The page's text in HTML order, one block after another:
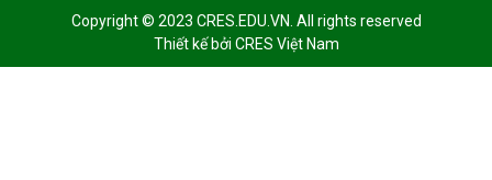
Copyright © 2023 CRES.EDU.VN. All rights reserved
Thiết kế bởi CRES Việt Nam